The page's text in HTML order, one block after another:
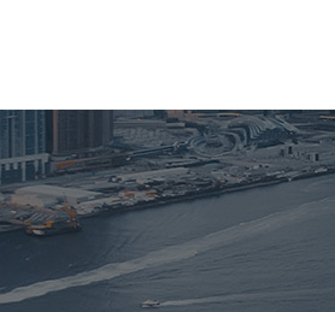
网站首页
关于我们
产品中心
资质荣誉